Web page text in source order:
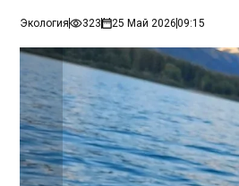
Экология 323 25 Май 202609:15